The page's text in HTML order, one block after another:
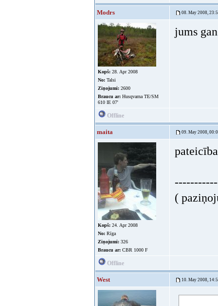
Modrs 08. May 2008,
Kopš: 28. Apr 2008
No: Talsi
Ziņojumi: 2600
Braucu ar: Husqvarna TE/SM
610 IE 07'
jums
Offline
maita 09. May 2008,
Kopš: 24. Apr 2008
No: Rīga
Ziņojumi: 326
Braucu ar: CBR 1000 F
(
Offline
West 10. May 2008,